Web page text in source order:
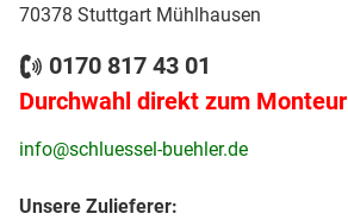
70378 Stuttgart Mühlhausen
0170 817 43 01
Durchwahl direkt zum Monteur
info@schluessel-buehler.de
Unsere Zulieferer: